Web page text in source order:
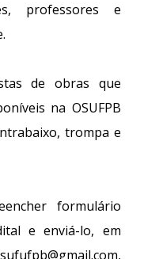
professores e
de obras que
na OSUFPB
trompa e
formulário
e enviá-lo, em